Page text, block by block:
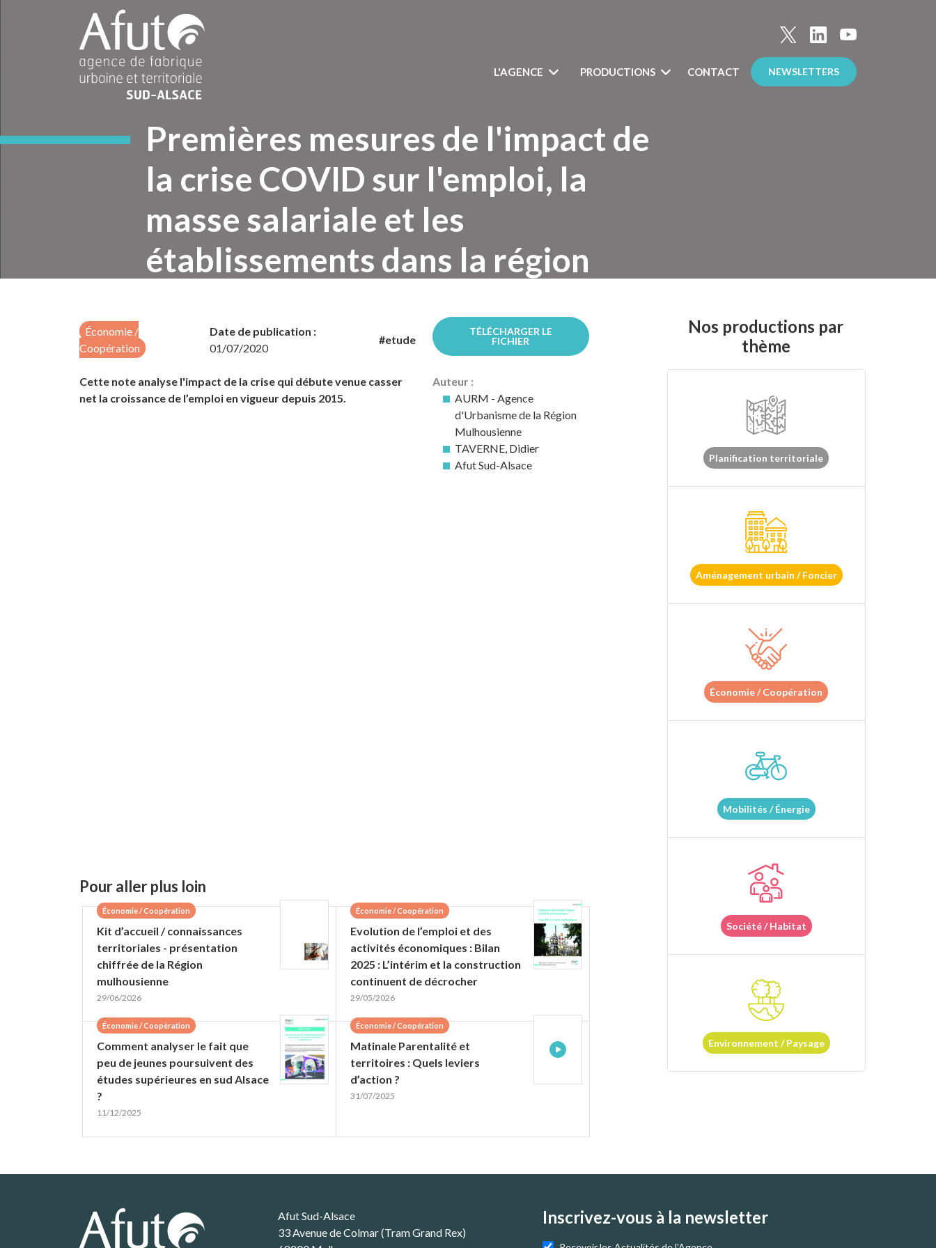
L'AGENCE PRODUCTIONS CONTACT NEWSLETTERS
Premières mesures de l'impact de
la crise COVID sur l'emploi, la
masse salariale et les
établissements dans la région
Nos productions Economie et Coopération
Économie /
Coopération
Date de publication :
01/07/2020
#etude
TÉLÉCHARGER LE
FICHIER
Cette note analyse l'impact de la crise qui débute venue casser
net la croissance de l’emploi en vigueur depuis 2015.
Auteur :
AURM - Agence
d'Urbanisme de la Région
Mulhousienne
TAVERNE, Didier
Afut Sud-Alsace
Pour aller plus loin
Économie / Coopération
Kit d’accueil / connaissances
territoriales - présentation
chiffrée de la Région
mulhousienne
29/06/2026
Économie / Coopération
Evolution de l’emploi et des
activités économiques : Bilan
2025 : L’intérim et la construction
continuent de décrocher
29/05/2026
Économie / Coopération
Comment analyser le fait que
peu de jeunes poursuivent des
études supérieures en sud Alsace
?
11/12/2025
Économie / Coopération
Matinale Parentalité et
territoires : Quels leviers
d’action ?
31/07/2025
Nos productions par
thème
Planification territoriale
Aménagement urbain / Foncier
Économie / Coopération
Mobilités / Énergie
Société / Habitat
Environnement / Paysage
Afut Sud-Alsace
33 Avenue de Colmar (Tram Grand Rex)
Inscrivez-vous à la newsletter